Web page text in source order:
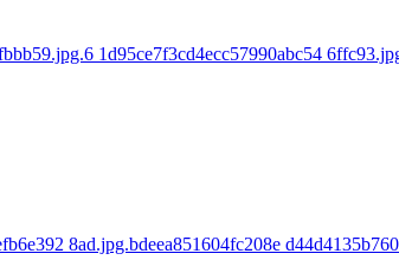
1d95ce7f3cd4ecc57990abc54
8ad.jpg.bdeea851604fc208e